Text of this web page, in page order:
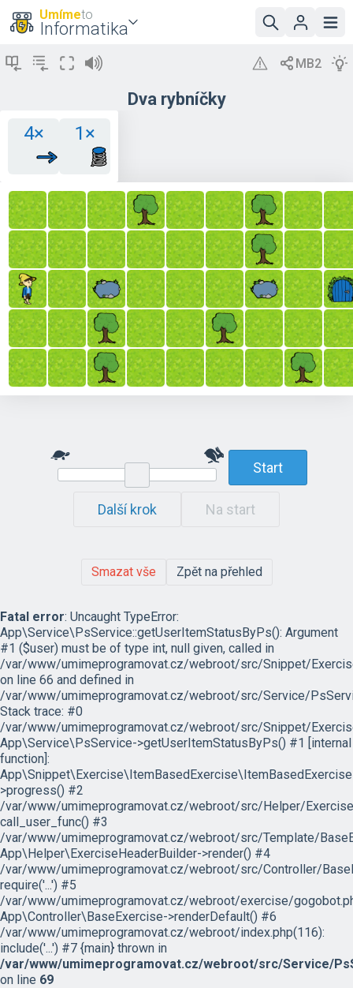
Umímeto
Informatika
Dva rybníčky
4× 1×
Start
Další krok Na start
Smazat vše Zpět na přehled
Fatal error: Uncaught TypeError:
App\Service\PsService::getUserItemStatusByPs(): Argument
#1 ($user) must be of type int, null given, called in
/var/www/umimeprogramovat.cz/webroot/src/Snippet/
on line 66 and defined in
/var/www/umimeprogramovat.cz/webroot/src/Service/
Stack trace: #0
/var/www/umimeprogramovat.cz/webroot/src/Snippet/
App\Service\PsService->getUserItemStatusByPs() #1 [internal
function]:
>progress() #2
/var/www/umimeprogramovat.cz/webroot/src/Helper/
call_user_func() #3
/var/www/umimeprogramovat.cz/webroot/src/Template/
App\Helper\ExerciseHeaderBuilder->render() #4
/var/www/umimeprogramovat.cz/webroot/src/Controller/
require('...') #5
/var/www/umimeprogramovat.cz/webroot/exercise/
App\Controller\BaseExercise->renderDefault() #6
/var/www/umimeprogramovat.cz/webroot/index.php(116):
include('...') #7 {main} thrown in
/var/www/umimeprogramovat.cz/webroot/src/Service/
on line 69